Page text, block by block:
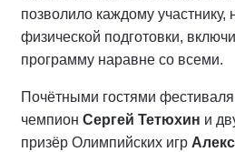
позволило каждому участнику,
физической подготовки,
программу наравне со всеми.
Почётными гостями
чемпион Сергей Тетюхин и
призёр Олимпийских игр